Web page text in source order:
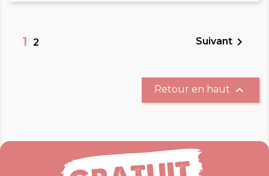
1 2 Suivant 
Retour en haut 